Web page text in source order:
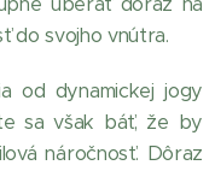
do svojho vnútra.
od dynamickej jogy
sa však báť, že by
náročnosť. Dôraz